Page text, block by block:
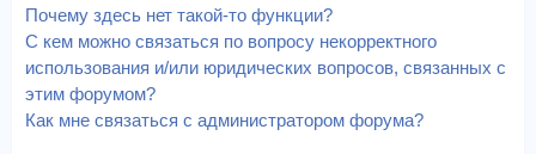
Почему здесь нет такой-то функции?
С кем можно связаться по вопросу некорректного
использования и/или юридических вопросов, связанных с
этим форумом?
Как мне связаться с администратором форума?